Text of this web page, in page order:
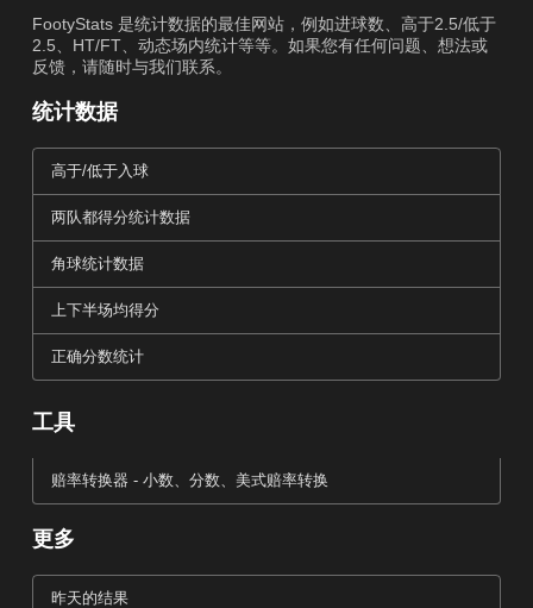
FootyStats 是统计数据的最佳网站，例如进球数、高于2.5/低于
2.5、HT/FT、动态场内统计等等。如果您有任何问题、想法或
反馈，请随时与我们联系。
统计数据
高于/低于入球
两队都得分统计数据
角球统计数据
上下半场均得分
正确分数统计
工具
赔率转换器 - 小数、分数、美式赔率转换
更多
昨天的结果